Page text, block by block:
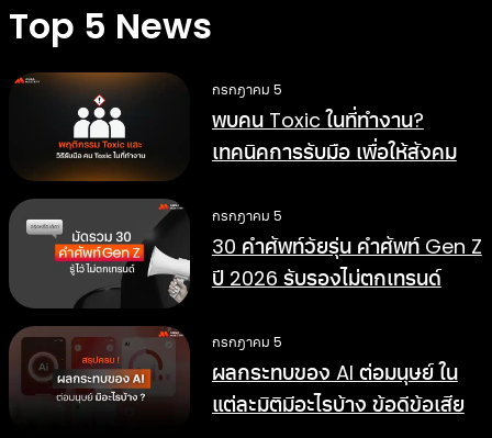
Top 5 News
กรกฎาคม 5
พบคน Toxic ในที่ทำงาน?
เทคนิคการรับมือ เพื่อให้สังคม
กรกฎาคม 5
30 คำศัพท์วัยรุ่น คำศัพท์ Gen Z
ปี 2026 รับรองไม่ตกเทรนด์
กรกฎาคม 5
ผลกระทบของ AI ต่อมนุษย์ ใน
แต่ละมิติมีอะไรบ้าง ข้อดีข้อเสีย